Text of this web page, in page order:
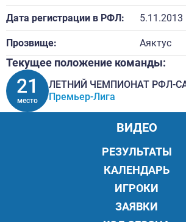
Дата регистрации в РФЛ: 5.11.2013
Прозвище: Аяктус
Текущее положение команды:
21
место
ЛЕТНИЙ ЧЕМПИОНАТ РФЛ-
Премьер-Лига
РЕЗУЛЬТАТЫ
КАЛЕНДАРЬ
ИГРОКИ
ЗАЯВКИ
ВИДЕО